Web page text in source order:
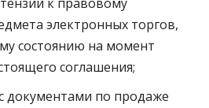
электронных торгов,
состоянию на момент
соглашения;
документами по продаже